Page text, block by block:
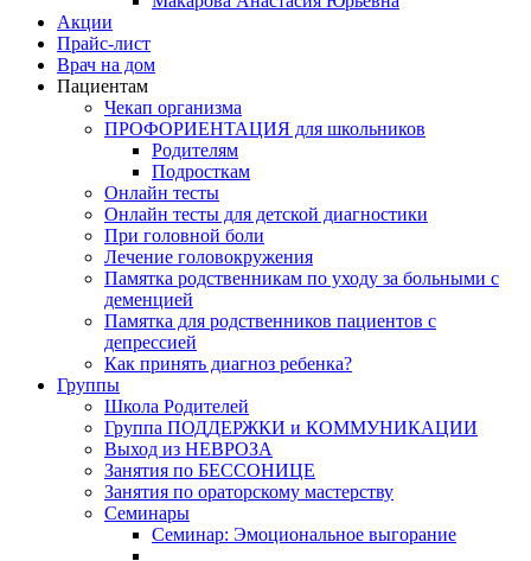
Акции
Прайс-лист
Врач на дом
Пациентам
Чекап организма
ПРОФОРИЕНТАЦИЯ для школьников
Родителям
Подросткам
Онлайн тесты
Онлайн тесты для детской диагностики
При головной боли
Лечение головокружения
Памятка родственникам по уходу за больными с
деменцией
Памятка для родственников пациентов с
депрессией
Как принять диагноз ребенка?
Группы
Школа Родителей
Группа ПОДДЕРЖКИ и КОММУНИКАЦИИ
Выход из НЕВРОЗА
Занятия по БЕССОНИЦЕ
Занятия по ораторскому мастерству
Семинары
Семинар: Эмоциональное выгорание